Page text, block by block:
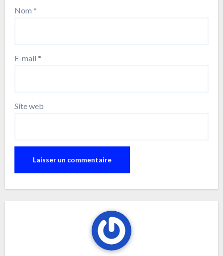
Nom *
E-mail *
Site web